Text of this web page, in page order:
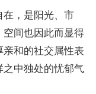
在，是阳光、市
间也因此而显得
和的社交属性表
之中独处的忧郁气